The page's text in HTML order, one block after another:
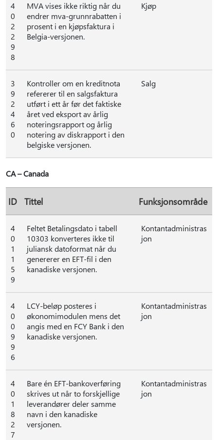
4
0
2
2
9
8
MVA vises ikke riktig når du
endrer mva-grunnrabatten i
prosent i en kjøpsfaktura i
Belgia-versjonen.
Kjøp
3
9
2
4
6
0
Kontroller om en kreditnota
refererer til en salgsfaktura
utført i ett år før det faktiske
året ved eksport av årlig
noteringsrapport og årlig
notering av diskrapport i den
belgiske versjonen.
Salg
CA – Canada
ID Tittel Funksjonsområde
4
0
1
1
5
9
Feltet Betalingsdato i tabell
10303 konverteres ikke til
juliansk datoformat når du
genererer en EFT-fil i den
kanadiske versjonen.
Kontantadministras
jon
4
0
0
9
9
6
LCY-beløp posteres i
økonomimodulen mens det
angis med en FCY Bank i den
kanadiske versjonen.
Kontantadministras
jon
4
0
1
8
2
7
Bare én EFT-bankoverføring
skrives ut når to forskjellige
leverandører deler samme
navn i den kanadiske
versjonen.
Kontantadministras
jon